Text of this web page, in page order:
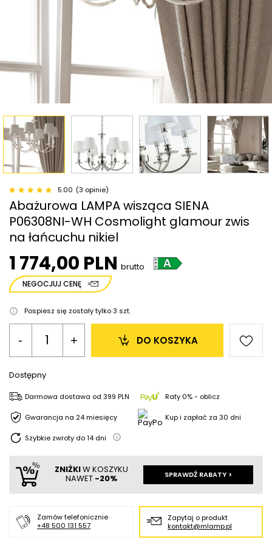
5.00 (3 opinie)
Abażurowa LAMPA wisząca SIENA
P06308NI-WH Cosmolight glamour zwis
na łańcuchu nikiel
1 774,00 PLN brutto
NEGOCJUJ CENĘ
Pospiesz się zostały tylko3 szt.
- + DO KOSZYKA
Dostępny
Darmowa dostawa od 399 PLN Raty 0% - oblicz
Gwarancja na 24 miesięcy Kup i zapłać za 30 dni
Szybkie zwroty do14 dni
ZNIŻKIW KOSZYKU
NAWET -20% SPRAWDŹ RABATY >
Zamów telefonicznie
+48 500 131 557
Zapytaj o produkt
kontakt@mlamp.pl